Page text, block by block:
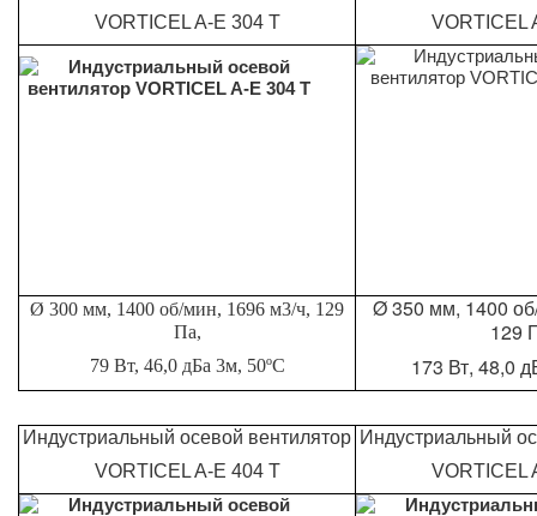
VORTICEL A-E 304 T
VORTICEL
Ø 300 мм, 1400 об/мин, 1696 м3/ч, 129
Па,
79 Вт, 46,0 дБа 3м, 50ºС
Ø 350 мм, 1400
129
173 Вт, 48,0
Индустриальный осевой вентилятор
VORTICEL A-E 404 T
Индустриальный
VORTICEL